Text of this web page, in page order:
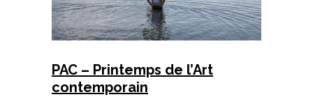
PAC – Printemps de l’Art
contemporain